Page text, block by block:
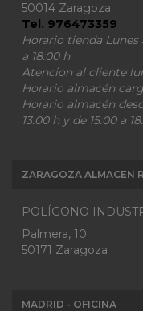
50014 Zaragoza
Tel. 976473359
Horario tienda Lunes
a 18:00 h
Atencion al cliente
Horario almacén
Horario almacén
13:00 h y de 15:00 a
ZARAGOZA ALMACEN
POLÍGONO
Palmera, 10
50171 Zaragoza
MADRID - OFICINA